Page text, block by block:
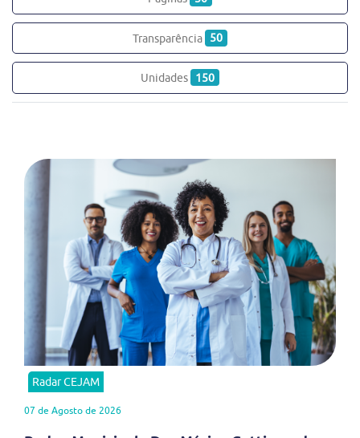
Transparência 50
Unidades 150
Radar CEJAM
07 de Agosto de 2026